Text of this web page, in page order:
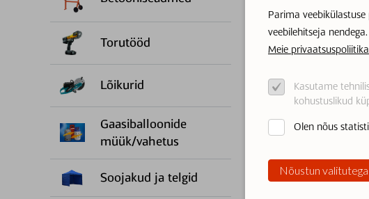
Parima
veebilehitseja
Meie privaatsuspoliitika
Kasutame
kohustuslikud
Olen nõus
Nõustun
Torutööd
Lõikurid
Gaasiballoonide
müük/vahetus
Soojakud ja telgid